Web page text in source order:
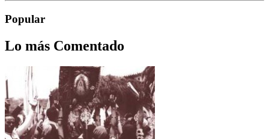
Popular
Lo más Comentado